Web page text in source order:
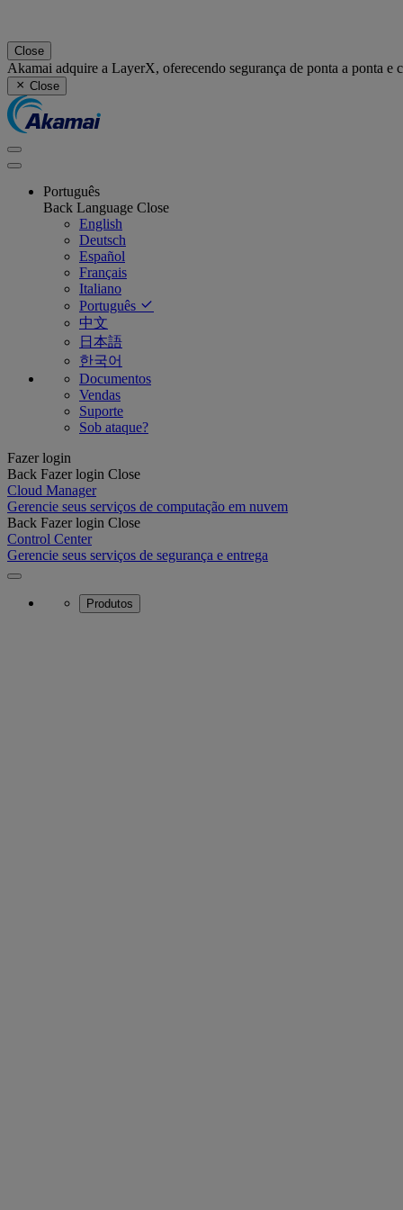
Close
Akamai adquire a LayerX, oferecendo segurança de ponta a ponta
Close
Português
Back Language Close
English
Deutsch
Español
Français
Italiano
Português
中文
日本語
한국어
Documentos
Vendas
Suporte
Sob ataque?
Fazer login
Back Fazer login Close
Cloud Manager
Gerencie seus serviços de computação em nuvem
Back Fazer login Close
Control Center
Gerencie seus serviços de segurança e entrega
Produtos